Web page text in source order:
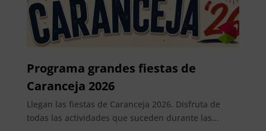
Programa grandes fiestas de
Caranceja 2026
Llegan las fiestas de Caranceja 2026. Disfruta de
todas las actividades que suceden durante las...